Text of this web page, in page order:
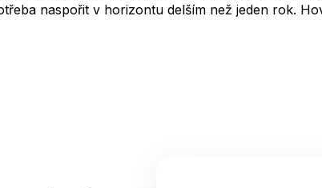
naspořit v horizontu delším než jeden rok.